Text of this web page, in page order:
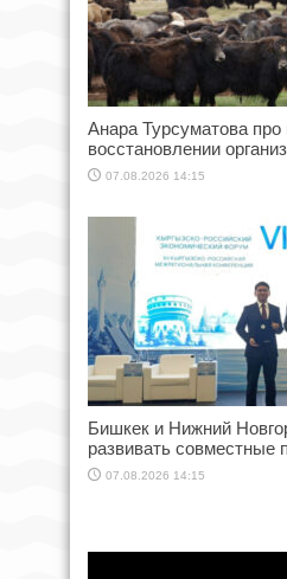
Анара Турсуматова про
восстановлении
07.08.2026 14:15
Бишкек и Нижний
развивать совместные
07.08.2026 14:15